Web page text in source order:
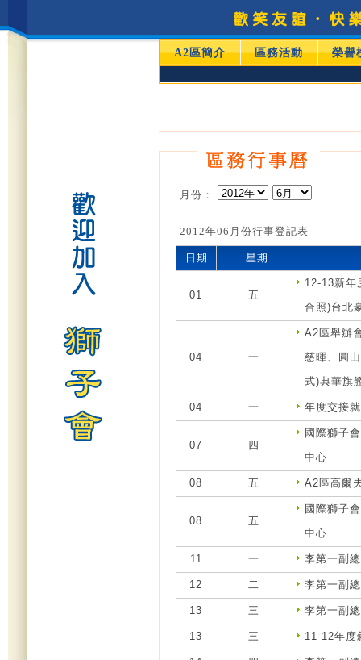
A2區簡介 區務活動 榮譽
月份：
2012年06月份行事登記表
日期 星期
01 五
12-13新年
合照)台北
04 一
A2區舉辦
慈暉、圓
式)典華旗
04 一 年度交接
07 四
國際獅子
中心
08 五 A2區高爾
08 五
國際獅子
中心
11 一 李第一副
12 二 李第一副
13 三 李第一副
13 三 11-12年度